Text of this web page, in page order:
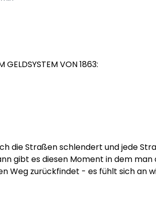
GELDSYSTEM VON 1863:
die Straßen schlendert und jede
gibt es diesen Moment in dem man
Weg zurückfindet - es fühlt sich an